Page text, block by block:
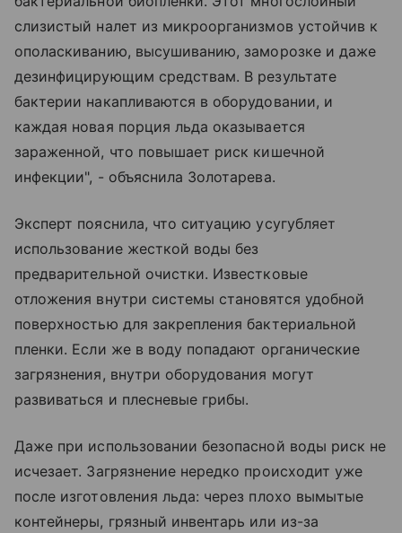
слизистый налет из микроорганизмов устойчив к
ополаскиванию, высушиванию, заморозке и даже
дезинфицирующим средствам. В результате
бактерии накапливаются в оборудовании, и
каждая новая порция льда оказывается
зараженной, что повышает риск кишечной
инфекции", - объяснила Золотарева.
Эксперт пояснила, что ситуацию усугубляет
использование жесткой воды без
предварительной очистки. Известковые
отложения внутри системы становятся удобной
поверхностью для закрепления бактериальной
пленки. Если же в воду попадают органические
загрязнения, внутри оборудования могут
развиваться и плесневые грибы.
Даже при использовании безопасной воды риск не
исчезает. Загрязнение нередко происходит уже
после изготовления льда: через плохо вымытые
контейнеры, грязный инвентарь или из-за